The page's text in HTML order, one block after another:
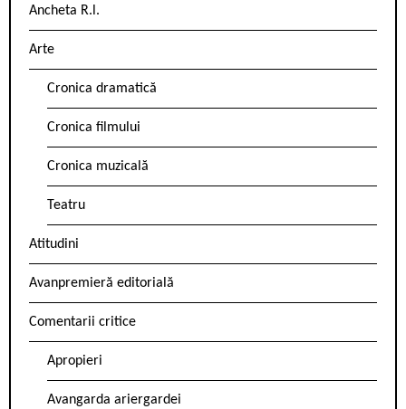
Ancheta R.l.
Arte
Cronica dramatică
Cronica filmului
Cronica muzicală
Teatru
Atitudini
Avanpremieră editorială
Comentarii critice
Apropieri
Avangarda ariergardei